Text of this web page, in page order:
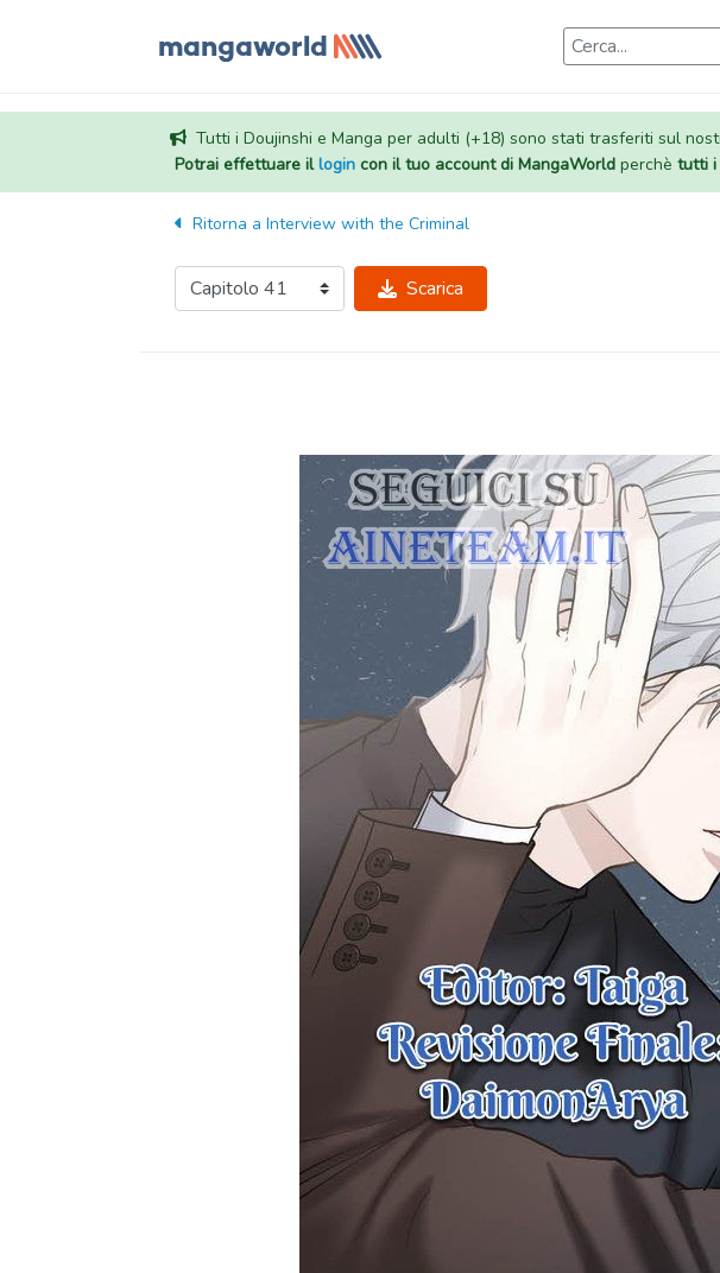
Tutti i Doujinshi e Manga per adulti (+18) sono stati trasferiti sul
Potrai effettuare illogincon il tuo account di MangaWorldperchè tutti i
Ritorna a Interview with the Criminal
Scarica